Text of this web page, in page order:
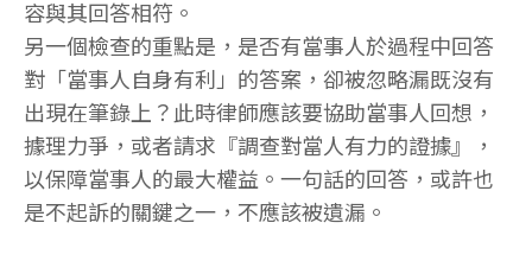
容與其回答相符。
另一個檢查的重點是，是否有當事人於過程中回答
對「當事人自身有利」的答案，卻被忽略漏既沒有
出現在筆錄上？此時律師應該要協助當事人回想，
據理力爭，或者請求『調查對當人有力的證據』，
以保障當事人的最大權益。一句話的回答，或許也
是不起訴的關鍵之一，不應該被遺漏。